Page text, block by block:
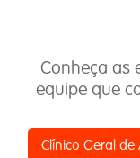
Conheça as
equipe que
Clínico Geral